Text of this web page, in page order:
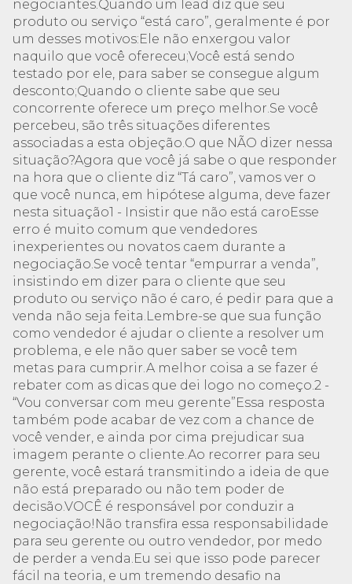
negociantes.Quando um lead diz que seu
produto ou serviço “está caro”, geralmente é por
um desses motivos:Ele não enxergou valor
naquilo que você ofereceu;Você está sendo
testado por ele, para saber se consegue algum
desconto;Quando o cliente sabe que seu
concorrente oferece um preço melhor.Se você
percebeu, são três situações diferentes
associadas a esta objeção.O que NÃO dizer nessa
situação?Agora que você já sabe o que responder
na hora que o cliente diz “Tá caro”, vamos ver o
que você nunca, em hipótese alguma, deve fazer
nesta situação1 - Insistir que não está caroEsse
erro é muito comum que vendedores
inexperientes ou novatos caem durante a
negociação.Se você tentar “empurrar a venda”,
insistindo em dizer para o cliente que seu
produto ou serviço não é caro, é pedir para que a
venda não seja feita.Lembre-se que sua função
como vendedor é ajudar o cliente a resolver um
problema, e ele não quer saber se você tem
metas para cumprir.A melhor coisa a se fazer é
rebater com as dicas que dei logo no começo.2 -
“Vou conversar com meu gerente”Essa resposta
também pode acabar de vez com a chance de
você vender, e ainda por cima prejudicar sua
imagem perante o cliente.Ao recorrer para seu
gerente, você estará transmitindo a ideia de que
não está preparado ou não tem poder de
decisão.VOCÊ é responsável por conduzir a
negociação!Não transfira essa responsabilidade
para seu gerente ou outro vendedor, por medo
de perder a venda.Eu sei que isso pode parecer
fácil na teoria, e um tremendo desafio na